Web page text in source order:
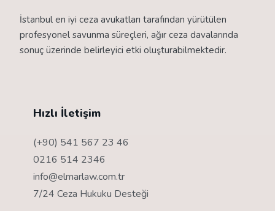
İstanbul en iyi ceza avukatları tarafından yürütülen
profesyonel savunma süreçleri, ağır ceza davalarında
sonuç üzerinde belirleyici etki oluşturabilmektedir.
Hızlı İletişim
(+90) 541 567 23 46
0216 514 2346
info@elmarlaw.com.tr
7/24 Ceza Hukuku Desteği